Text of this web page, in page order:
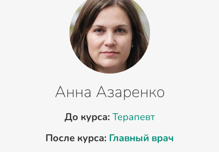
Анна Азаренко
До курса: Терапевт
После курса: Главный врач